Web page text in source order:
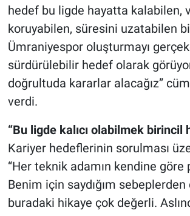
hedef bu ligde hayatta kalabilen,
koruyabilen, süresini uzatabilen
Ümraniyespor oluşturmayı
sürdürülebilir hedef olarak
doğrultuda kararlar alacağız”
verdi.
“Bu ligde kalıcı olabilmek birincil
Kariyer hedeflerinin sorulması
“Her teknik adamın kendine göre
Benim için saydığım sebeplerden
buradaki hikaye çok değerli.